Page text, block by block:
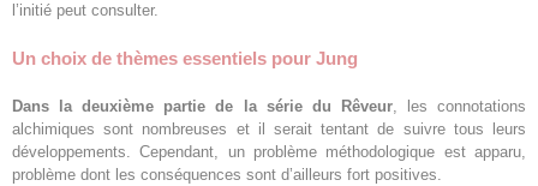
l’initié peut consulter.
Un choix de thèmes essentiels pour Jung
Dans la deuxième partie de la série du Rêveur, les connotations
alchimiques sont nombreuses et il serait tentant de suivre tous leurs
développements. Cependant, un problème méthodologique est apparu,
problème dont les conséquences sont d’ailleurs fort positives.